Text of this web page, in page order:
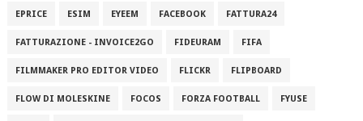
EPRICE ESIM EYEEM FACEBOOK FATTURA24
FATTURAZIONE - INVOICE2GO FIDEURAM FIFA
FILMMAKER PRO EDITOR VIDEO FLICKR FLIPBOARD
FLOW DI MOLESKINE FOCOS FORZA FOOTBALL FYUSE